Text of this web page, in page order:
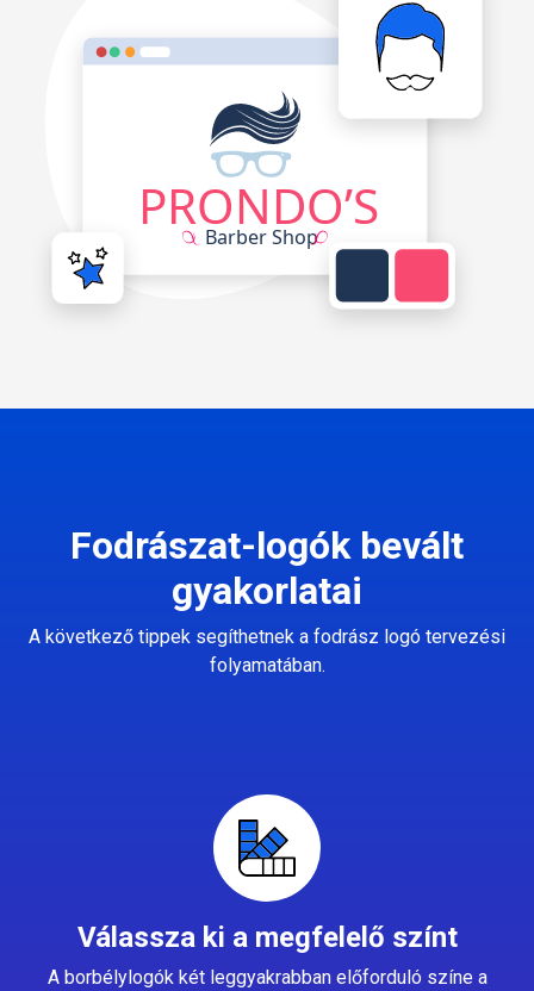
Fodrászat-logók bevált
gyakorlatai
A következő tippek segíthetnek a fodrász logó tervezési
folyamatában.
Válassza ki a megfelelő színt
A borbélylogók két leggyakrabban előforduló színe a